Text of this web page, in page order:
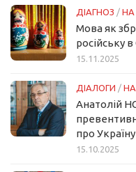
ДІАГНОЗ / НА
Мова як
російську
15.11.2025
ДІАЛОГИ / НА
Анатолій
про
15.10.2025